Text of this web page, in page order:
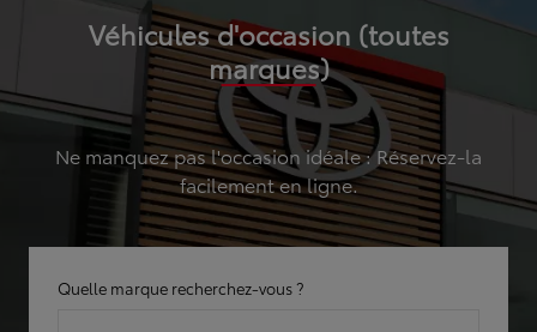
Véhicules d'occasion (toutes
marques)
Ne manquez pas l'occasion idéale : Réservez-la
facilement en ligne.
Quelle marque recherchez-vous ?